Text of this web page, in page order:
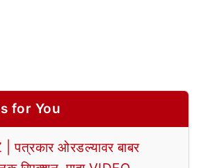
for You
पत्रकार ओरडल्यावर बाबर